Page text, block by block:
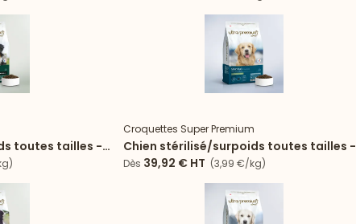
toutes tailles -
Croquettes Super Premium
Chien stérilisé/surpoids toutes tailles -
Light
Dès 39,92 € HT (3,99 €/kg)